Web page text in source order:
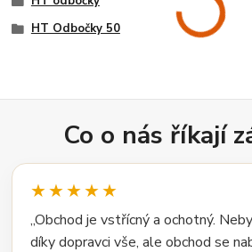
HT Odbočky 50
Co o nás říkají
★★★★★
„Obchod je vstřícný a ochotný.
díky dopravci vše, ale obchod se